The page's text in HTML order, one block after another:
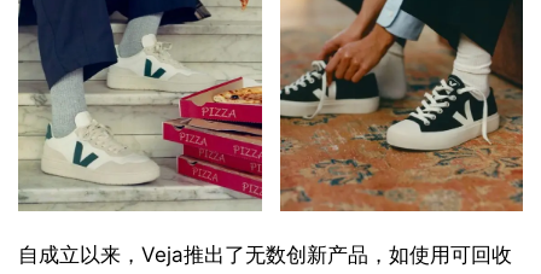
自成立以来，Veja推出了无数创新产品，如使用可回收